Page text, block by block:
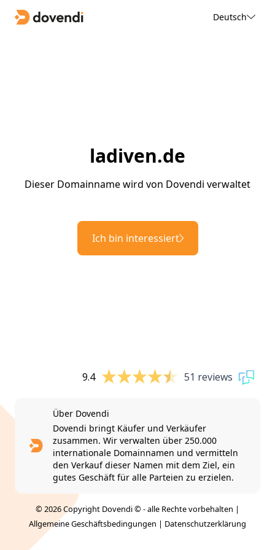
Deutsch
ladiven.de
Dieser Domainname wird von Dovendi verwaltet
Ich bin interessiert
9.4 51 reviews
Über Dovendi
Dovendi bringt Käufer und Verkäufer
zusammen. Wir verwalten über 250.000
internationale Domainnamen und vermitteln
den Verkauf dieser Namen mit dem Ziel, ein
gutes Geschäft für alle Parteien zu erzielen.
© 2026 Copyright Dovendi © - alle Rechte vorbehalten |
Allgemeine Geschäftsbedingungen | Datenschutzerklärung